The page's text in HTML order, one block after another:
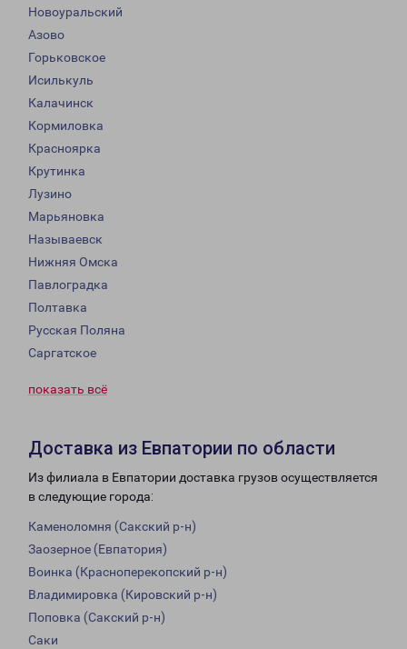
Новоуральский
Азово
Горьковское
Исилькуль
Калачинск
Кормиловка
Красноярка
Крутинка
Лузино
Марьяновка
Называевск
Нижняя Омска
Павлоградка
Полтавка
Русская Поляна
Саргатское
показать всё
Доставка из Евпатории по области
Из филиала в Евпатории доставка грузов осуществляется
в следующие города:
Каменоломня (Сакский р-н)
Заозерное (Евпатория)
Воинка (Красноперекопский р-н)
Владимировка (Кировский р-н)
Поповка (Сакский р-н)
Саки